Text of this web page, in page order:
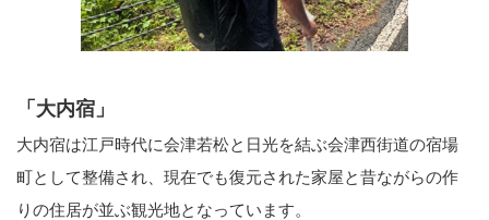
「大内宿」
大内宿は江戸時代に会津若松と日光を結ぶ会津西街道の宿場
町として整備され、現在でも復元された家屋と昔ながらの作
りの住居が並ぶ観光地となっています。